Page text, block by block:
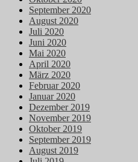
September 2020
August 2020
Juli 2020
Juni 2020
Mai 2020
April 2020
März 2020
Februar 2020
Januar 2020
Dezember 2019
November 2019
Oktober 2019
September 2019
August 2019